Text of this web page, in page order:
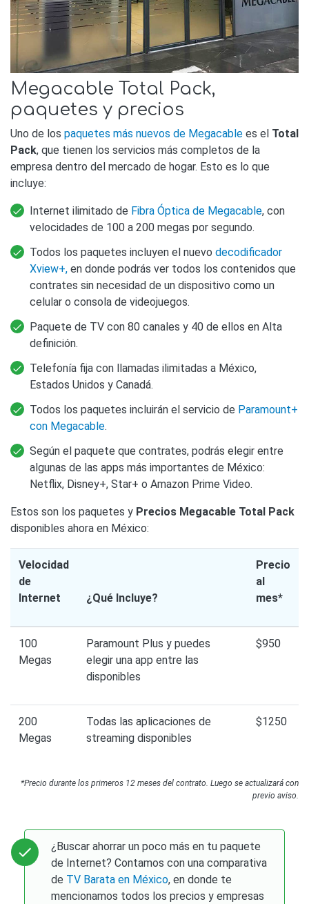
Megacable Total Pack,
paquetes y precios
Uno de los paquetes más nuevos de Megacable es el Total
Pack, que tienen los servicios más completos de la
empresa dentro del mercado de hogar. Esto es lo que
incluye:
Internet ilimitado de Fibra Óptica de Megacable, con
velocidades de 100 a 200 megas por segundo.
Todos los paquetes incluyen el nuevo decodificador
Xview+, en donde podrás ver todos los contenidos que
contrates sin necesidad de un dispositivo como un
celular o consola de videojuegos.
Paquete de TV con 80 canales y 40 de ellos en Alta
definición.
Telefonía fija con llamadas ilimitadas a México,
Estados Unidos y Canadá.
Todos los paquetes incluirán el servicio de Paramount+
con Megacable.
Según el paquete que contrates, podrás elegir entre
algunas de las apps más importantes de México:
Netflix, Disney+, Star+ o Amazon Prime Video.
Estos son los paquetes y Precios Megacable Total Pack
disponibles ahora en México:
Velocidad
de
Internet
¿Qué Incluye?
Precio
al
mes*
100
Megas
Paramount Plus y puedes
elegir una app entre las
disponibles
$950
200
Megas
Todas las aplicaciones de
streaming disponibles
$1250
*Precio durante los primeros 12 meses del contrato. Luego se actualizará con
previo aviso.
¿Buscar ahorrar un poco más en tu paquete
de Internet? Contamos con una comparativa
de TV Barata en México, en donde te
mencionamos todos los precios y empresas